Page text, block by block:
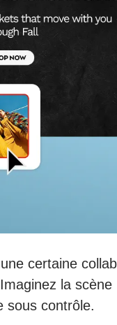
certaine
la
sous contrôle.